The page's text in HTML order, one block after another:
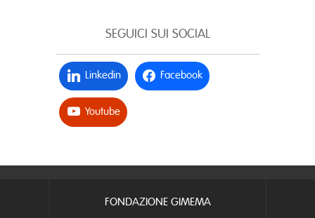
SEGUICI SUI SOCIAL
Linkedin Facebook
Youtube
FONDAZIONE GIMEMA